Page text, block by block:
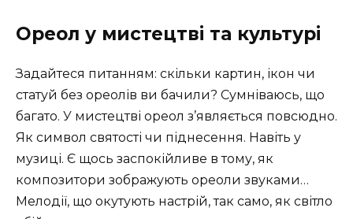
Ореол у мистецтві та культурі
Задайтеся питанням: скільки картин, ікон чи
статуй без ореолів ви бачили? Сумніваюсь, що
багато. У мистецтві ореол з’являється повсюдно.
Як символ святості чи піднесення. Навіть у
музиці. Є щось заспокійливе в тому, як
композитори зображують ореоли звуками…
Мелодії, що окутують настрій, так само, як світло